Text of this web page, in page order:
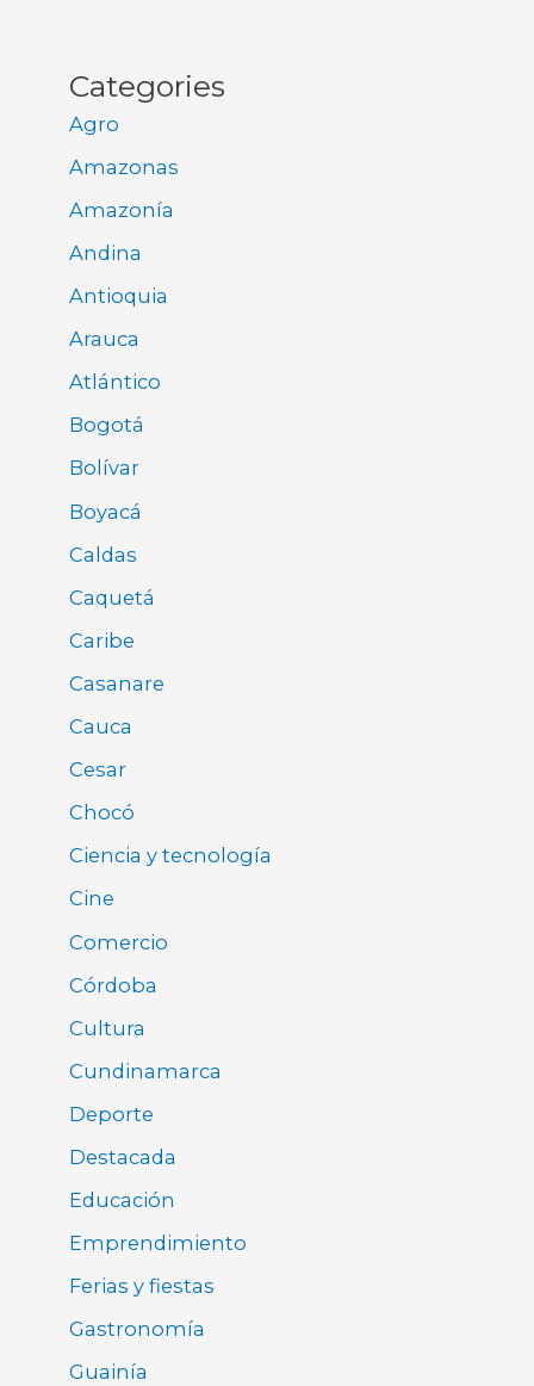
Categories
Agro
Amazonas
Amazonía
Andina
Antioquia
Arauca
Atlántico
Bogotá
Bolívar
Boyacá
Caldas
Caquetá
Caribe
Casanare
Cauca
Cesar
Chocó
Ciencia y tecnología
Cine
Comercio
Córdoba
Cultura
Cundinamarca
Deporte
Destacada
Educación
Emprendimiento
Ferias y fiestas
Gastronomía
Guainía